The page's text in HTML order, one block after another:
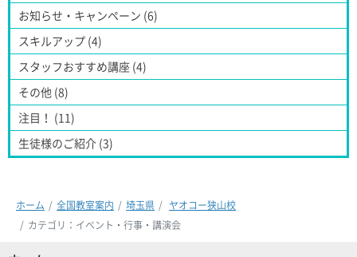
お知らせ・キャンペーン (6)
スキルアップ (4)
スタッフおすすめ講座 (4)
その他 (8)
注目！ (11)
生徒様のご紹介 (3)
ホーム 全国教室案内 埼玉県
ヤオコー狭山校
カテゴリ：イベント・行事・講演会